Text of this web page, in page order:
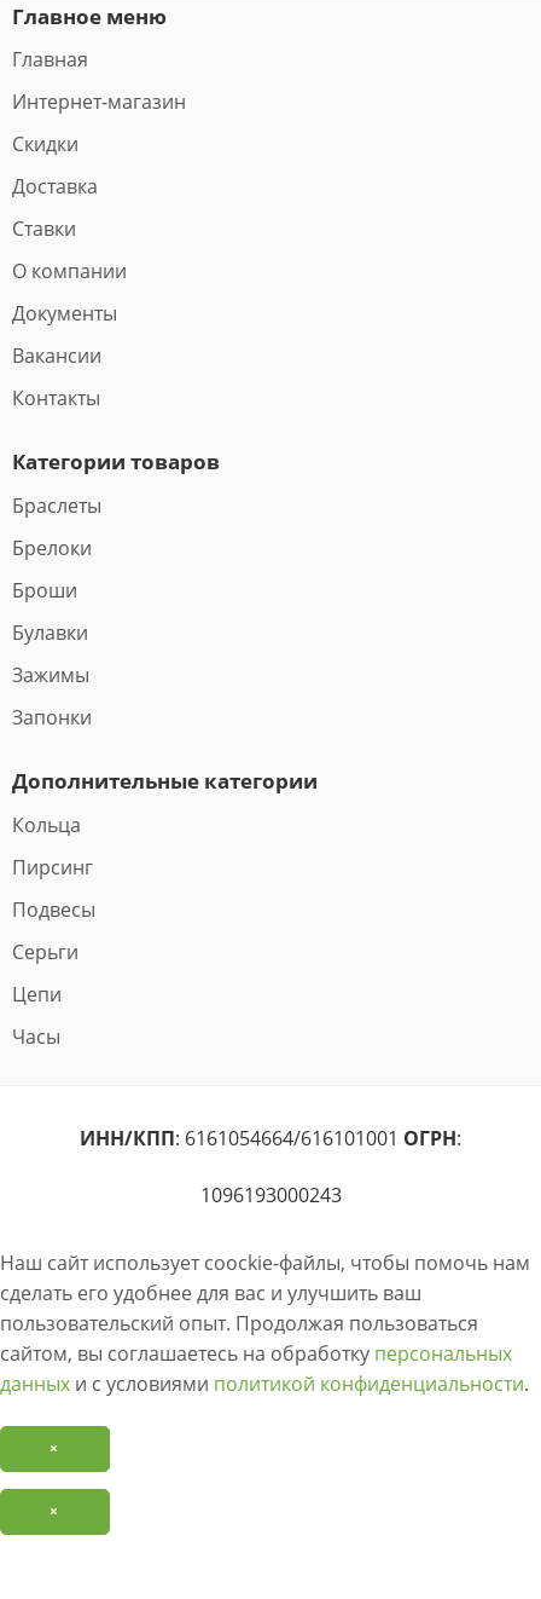
Главное меню
Главная
Интернет-магазин
Скидки
Доставка
Ставки
О компании
Документы
Вакансии
Контакты
Категории товаров
Браслеты
Брелоки
Броши
Булавки
Зажимы
Запонки
Дополнительные категории
Кольца
Пирсинг
Подвесы
Серьги
Цепи
Часы
ИНН/КПП: 6161054664/616101001 ОГРН:
1096193000243
Наш сайт использует coockie-файлы, чтобы помочь нам
сделать его удобнее для вас и улучшить ваш
пользовательский опыт. Продолжая пользоваться
сайтом, вы соглашаетесь на обработку персональных
данных и с условиями политикой конфиденциальности.
×
×